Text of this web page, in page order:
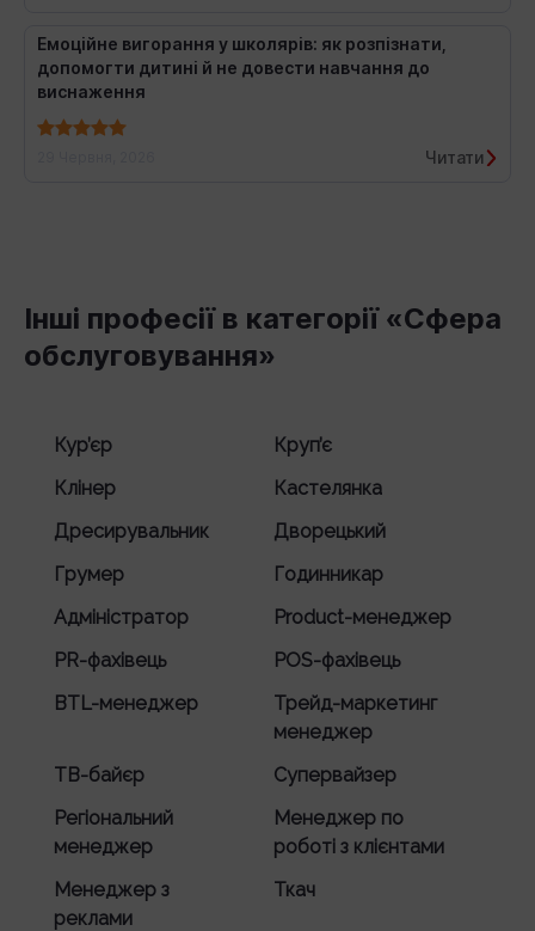
Емоційне вигорання у школярів: як розпізнати,
допомогти дитині й не довести навчання до
виснаження
Читати
Інші професії в категорії «Сфера
обслуговування»
Кур’єр
Круп’є
Клінер
Кастелянка
Дресирувальник
Дворецький
Грумер
Годинникар
Адміністратор
Product-менеджер
PR-фахівець
POS-фахівець
BTL-менеджер
Трейд-маркетинг
менеджер
ТВ-байєр
Супервайзер
Регіональний
менеджер
Менеджер по
роботі з клієнтами
Менеджер з
реклами
Ткач